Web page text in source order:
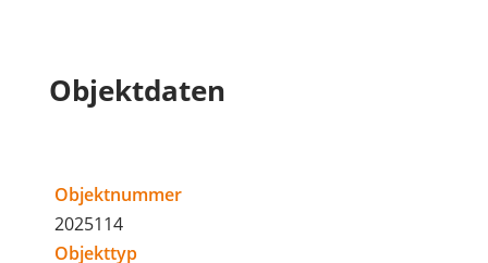
Objektdaten
Objektnummer
2025114
Objekttyp